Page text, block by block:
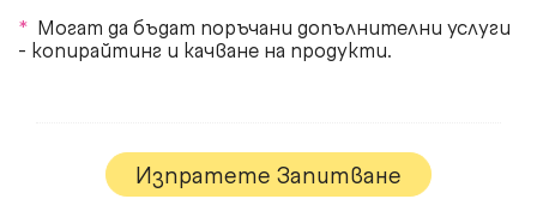
* Могат да бъдат поръчани допълнителни услуги
- копирайтинг и качване на продукти.
Изпратете Запитване